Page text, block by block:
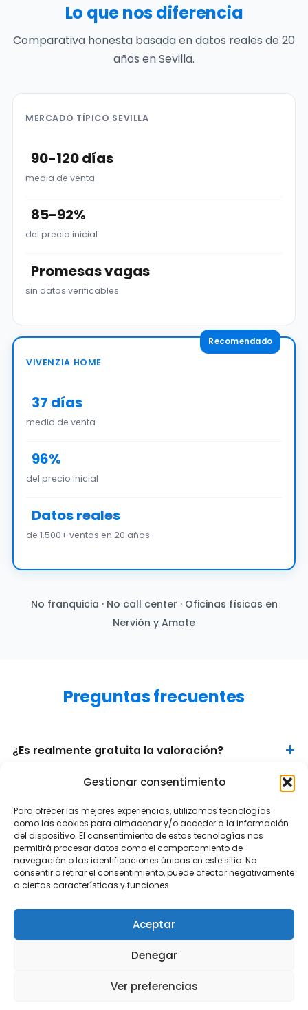
Gestionar consentimiento
Para ofrecer las mejores experiencias, utilizamos tecnologías
como las cookies para almacenar y/o acceder a la información
del dispositivo. El consentimiento de estas tecnologías nos
permitirá procesar datos como el comportamiento de
navegación o las identificaciones únicas en este sitio. No
consentir o retirar el consentimiento, puede afectar negativamente
a ciertas características y funciones.
Aceptar
Denegar
Ver preferencias
Lo que nos diferencia
Comparativa honesta basada en datos reales de 20
años en Sevilla.
MERCADO TÍPICO SEVILLA
90-120 días
media de venta
85-92%
del precio inicial
Promesas vagas
sin datos verificables
VIVENZIA HOME
37 días
media de venta
96%
del precio inicial
Datos reales
de 1.500+ ventas en 20 años
No franquicia · No call center · Oficinas físicas en
Nervión y Amate
Preguntas frecuentes
¿Es realmente gratuita la valoración?
¿En qué se diferencia de una valoración online
genérica?
¿Qué documentos necesito tener listos?
¿Cuánto cobráis de comisión?